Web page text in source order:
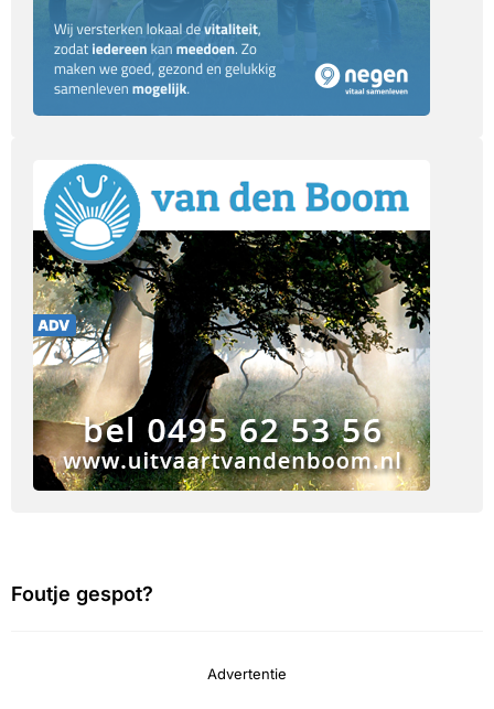
Foutje gespot?
Advertentie